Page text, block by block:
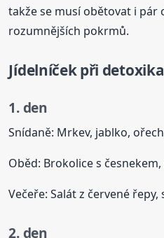
takže se musí obětovat i pár
rozumnějších pokrmů.
Jídelníček při
1. den
Snídaně: Mrkev, jablko,
Oběd: Brokolice s
Večeře: Salát z červené
2. den